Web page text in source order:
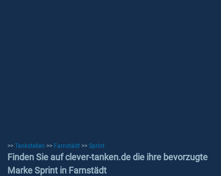
>> Tankstellen >> Farnstädt >> Sprint
Finden Sie auf clever-tanken.de die ihre bevorzugte
Marke Sprint in Farnstädt